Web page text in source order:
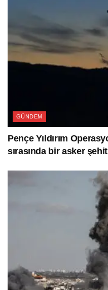
GÜNDEM
Pençe Yıldırım
sırasında bir asker